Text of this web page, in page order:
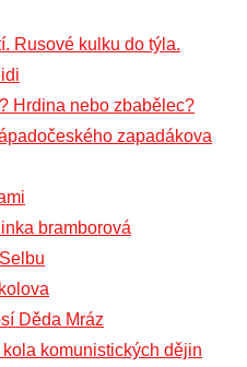
Rusové kulku do týla.
Hrdina nebo zbabělec?
zapadákova
bramborová
Děda Mráz
komunistických dějin